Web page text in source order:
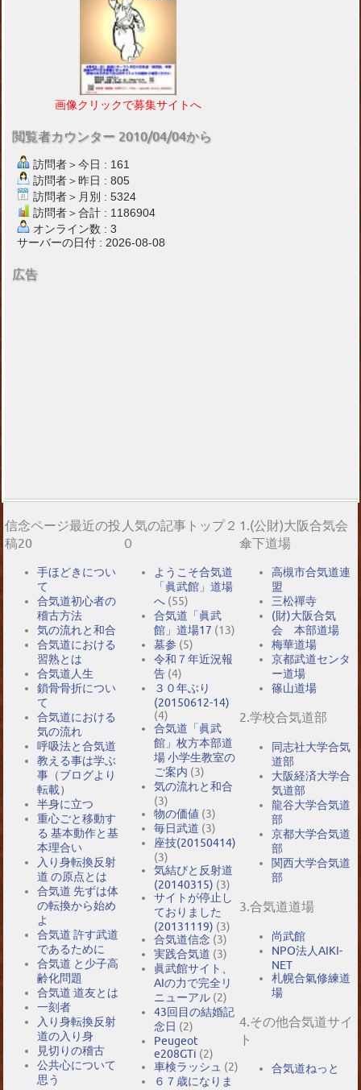
画像クリックで募集サイトへ
閲覧者カウンター 2010/04/04から
訪問者＞今日 : 161
訪問者＞昨日 : 805
訪問者＞月別 : 5324
訪問者＞合計 : 1186904
オンライン数 : 3
サーバーの日付 : 2026-08-08
広告
信念ページ最近の投
稿20
手ほどきについ
て
合気道初心者の
稽古方法
気の流れと和合
合気道における
習熟とは
合気道人生
鎖骨骨折につい
て
合気道における
気の流れ
呼吸法と合気道
教える事は学ぶ
事（ブログより
転載）
半身に立つ
重心ごと移動す
る 基本動作と基
本理合い
入り身転換反射
道 の原点とは
合気道 先ずは体
の転換から始め
よ
合気道 許す武道
であるために
合気道 と少子高
齢化問題
合気道 道友とは
一刻者
入り身転換反射
道の入り身
見切りの稽古
公共心について
思う
人気の記事トップ２
０
ようこそ合気道
「眞武館」道場
へ (55)
合気道「眞武
館」道場17 (13)
墓参 (5)
令和７年近況報
告 (4)
３０年ぶり
(20150612-14)
(4)
合気道「眞武
館」枚方本部道
場 小学生教室の
ご案内 (3)
気の流れと和合
(3)
物の価値 (3)
毎日武道 (3)
座技(20150414)
(3)
気結びと反射道
(20140315) (3)
サイトが停止し
ておりました
(20131119) (3)
合気道信念 (3)
実践合気道 (3)
眞武館サイト、
AIの力で完全リ
ニューアル (2)
43回目の結婚記
念日 (2)
Peugeot
e208GTi (2)
車検ラッシュ (2)
６７歳になりま
1.(公財)大阪合気会
傘下道場
高槻市合気道連
盟
三松禪寺
(財)大阪合気
会 本部道場
梅華道場
京都武道センタ
ー道場
篠山道場
2.学校合気道部
同志社大学合気
道部
大阪経済大学合
気道部
龍谷大学合気道
部
京都大学合気道
部
関西大学合気道
部
3.合気道道場
尚武館
NPO法人AIKI-
NET
札幌合氣修練道
場
4.その他合気道サイ
ト
合気道ねっと